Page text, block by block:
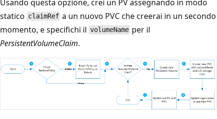
Usando questa opzione, crei un PV assegnando in modo
statico claimRef a un nuovo PVC che creerai in un secondo
momento, e specifichi il volumeName per il
PersistentVolumeClaim.